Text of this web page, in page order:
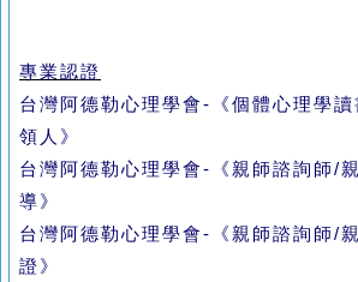
專業認證
台灣阿德勒心理學會-《個體心理學
領人》
台灣阿德勒心理學會- 《親師諮詢師/
導》
台灣阿德勒心理學會- 《親師諮詢師/
證》